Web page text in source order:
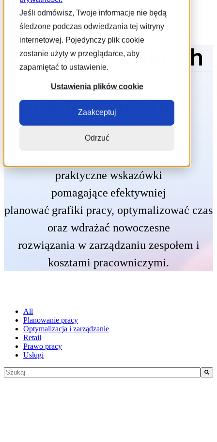
Jeśli odmówisz, Twoje informacje nie będą
śledzone podczas odwiedzania tej witryny
internetowej. Pojedynczy plik cookie
zostanie użyty w przeglądarce, aby
zapamiętać to ustawienie.
Ustawienia plików cookie
Zaakceptuj
Odrzuć
Blog o grafikach
pracy
i zarządzaniu
czasem pracy
praktyczne wskazówki
pomagające efektywniej
planować grafiki pracy, optymalizować czas
oraz wdrażać nowoczesne
rozwiązania w zarządzaniu zespołem i
kosztami pracowniczymi.
All
Planowanie pracy
Optymalizacja i zarządzanie
Retail
Prawo pracy
Usługi
To pole wyszukiwania z dołączoną funkcją automatycznego